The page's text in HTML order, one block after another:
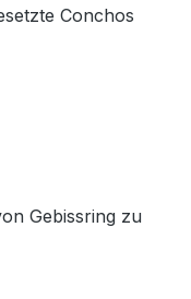
Conchos
Gebissring zu